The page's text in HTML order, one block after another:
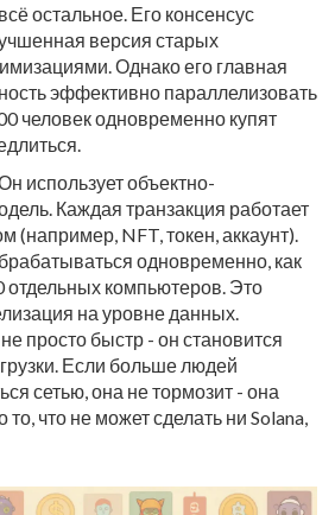
остальное. Его консенсус
версия старых
Однако его главная
эффективно параллелизовать
человек одновременно купят
использует объектно-
Каждая транзакция работает
(например, NFT, токен, аккаунт).
одновременно, как
отдельных компьютеров. Это
на уровне данных.
просто быстр - он становится
Если больше людей
сетью, она не тормозит - она
что не может сделать ни Solana,